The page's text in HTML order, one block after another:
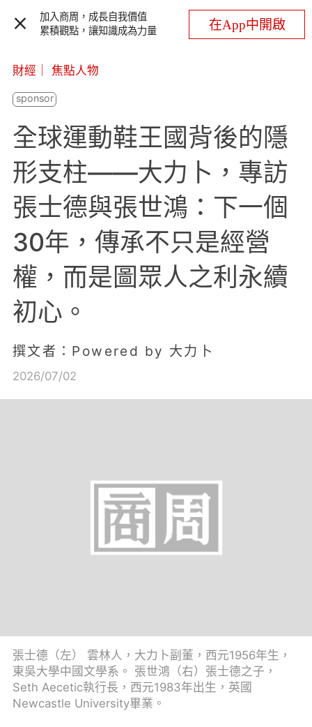
加入商周，成長自我價值
累積觀點，讓知識成為力量
在App中開啟
財經 焦點人物
全球運動鞋王國背後的隱
形支柱——大力卜，專訪
張士德與張世鴻：下一個
30年，傳承不只是經營
權，而是圖眾人之利永續
初心。
撰文者：Powered by 大力卜
2026/07/02
張士德（左） 雲林人，大力卜副董，西元1956年生，
東吳大學中國文學系。 張世鴻（右）張士德之子，
Seth Aecetic執行長，西元1983年出生，英國
Newcastle University畢業。